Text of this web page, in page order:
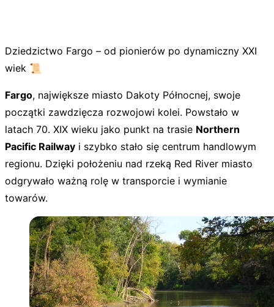
Dziedzictwo Fargo – od pionierów po dynamiczny XXI
wiek 📜
Fargo, największe miasto Dakoty Północnej, swoje
początki zawdzięcza rozwojowi kolei. Powstało w
latach 70. XIX wieku jako punkt na trasie Northern
Pacific Railway i szybko stało się centrum handlowym
regionu. Dzięki położeniu nad rzeką Red River miasto
odgrywało ważną rolę w transporcie i wymianie
towarów.